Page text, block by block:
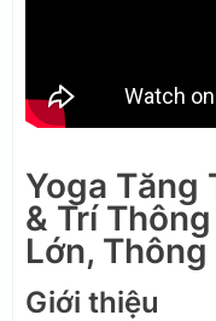
Yoga Tăng
& Trí
Lớn,
Giới thiệu